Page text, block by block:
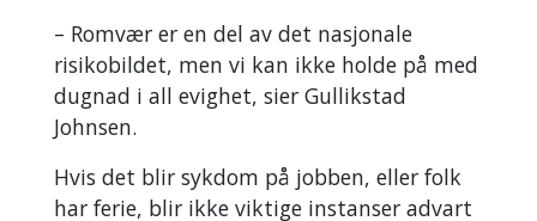
– Romvær er en del av det nasjonale
risikobildet, men vi kan ikke holde på med
dugnad i all evighet, sier Gullikstad
Johnsen.
Hvis det blir sykdom på jobben, eller folk
har ferie, blir ikke viktige instanser advart